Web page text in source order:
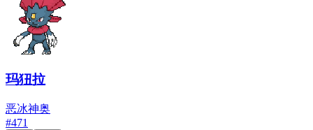
玛狃拉
恶冰神奥
#471